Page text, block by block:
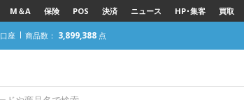
M＆A 保険 POS 決済 ニュース HP･集客 買取
口座 商品数： 3,899,388 点